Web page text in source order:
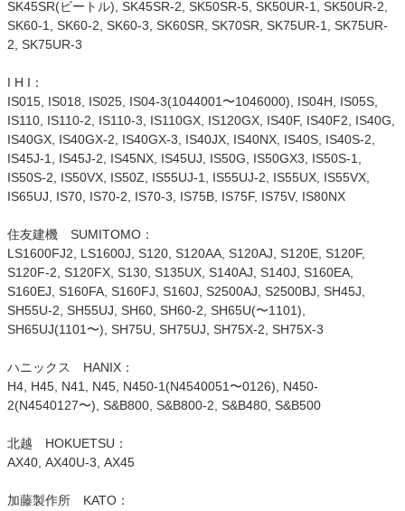
SK45SR(ビートル), SK45SR-2, SK50SR-5, SK50UR-1, SK50UR-2,
SK60-1, SK60-2, SK60-3, SK60SR, SK70SR, SK75UR-1, SK75UR-
2, SK75UR-3
I H I：
IS015, IS018, IS025, IS04-3(1044001〜1046000), IS04H, IS05S,
IS110, IS110-2, IS110-3, IS110GX, IS120GX, IS40F, IS40F2, IS40G,
IS40GX, IS40GX-2, IS40GX-3, IS40JX, IS40NX, IS40S, IS40S-2,
IS45J-1, IS45J-2, IS45NX, IS45UJ, IS50G, IS50GX3, IS50S-1,
IS50S-2, IS50VX, IS50Z, IS55UJ-1, IS55UJ-2, IS55UX, IS55VX,
IS65UJ, IS70, IS70-2, IS70-3, IS75B, IS75F, IS75V, IS80NX
住友建機 SUMITOMO：
LS1600FJ2, LS1600J, S120, S120AA, S120AJ, S120E, S120F,
S120F-2, S120FX, S130, S135UX, S140AJ, S140J, S160EA,
S160EJ, S160FA, S160FJ, S160J, S2500AJ, S2500BJ, SH45J,
SH55U-2, SH55UJ, SH60, SH60-2, SH65U(〜1101),
SH65UJ(1101〜), SH75U, SH75UJ, SH75X-2, SH75X-3
ハニックス HANIX：
H4, H45, N41, N45, N450-1(N4540051〜0126), N450-
2(N4540127〜), S&B800, S&B800-2, S&B480, S&B500
北越 HOKUETSU：
AX40, AX40U-3, AX45
加藤製作所 KATO：